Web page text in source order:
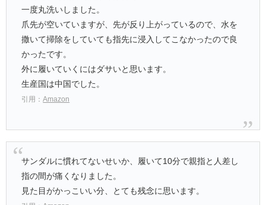
一度丸洗いしました。
爪先が空いていますが、先が反り上がっているので、水を
撒いて掃除をしていても指先に浸入してこなかったので良
かったです。
外に履いていくにはダサいと思います。
生産国は中国でした。
引用：Amazon
サンダルに慣れてないせいか、履いて10分で親指と人差し
指の間が痛くなりました。
見た目がかっこいい分、とても残念に思います。